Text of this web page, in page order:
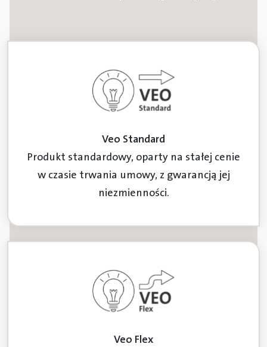
Veo Standard
Produkt standardowy, oparty na stałej cenie
w czasie trwania umowy, z gwarancją jej
niezmienności.
Veo Flex